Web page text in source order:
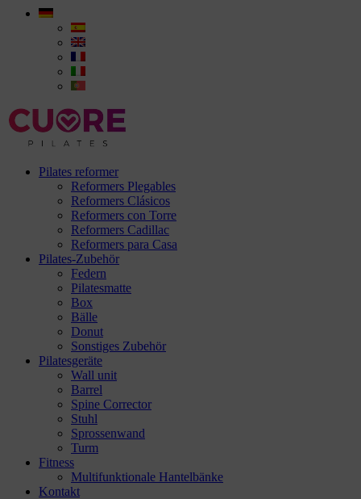
Pilates reformer
Reformers Plegables
Reformers Clásicos
Reformers con Torre
Reformers Cadillac
Reformers para Casa
Pilates-Zubehör
Federn
Pilatesmatte
Box
Bälle
Donut
Sonstiges Zubehör
Pilatesgeräte
Wall unit
Barrel
Spine Corrector
Stuhl
Sprossenwand
Turm
Fitness
Multifunktionale Hantelbänke
Kontakt